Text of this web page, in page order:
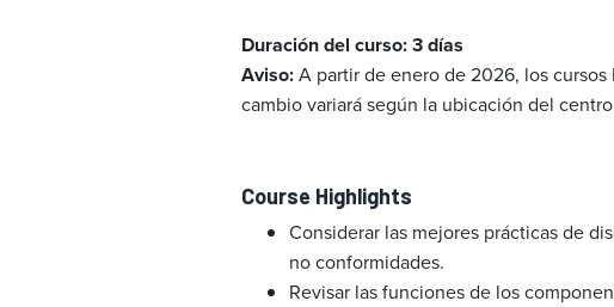
Duración del curso: 3 días
Aviso:A partir de enero de 2026, los cursos
cambio variará según la ubicación del
Course Highlights
Considerar las mejores prácticas de
no conformidades.
Revisar las funciones de los